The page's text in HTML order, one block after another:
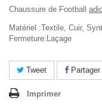
Chaussure de Football
Matériel :Textile, Cuir,
Fermeture:Laçage
Tweet Partager
Imprimer